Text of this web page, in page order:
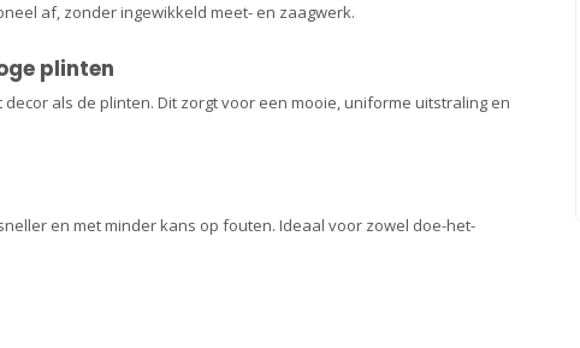
af, zonder ingewikkeld meet- en zaagwerk.
plinten
als de plinten. Dit zorgt voor een mooie, uniforme uitstraling en
en met minder kans op fouten. Ideaal voor zowel doe-het-